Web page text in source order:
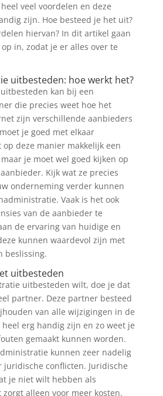
veel voordelen en deze
zijn. Hoe besteed je het uit?
hiervan? In dit artikel gaan
in, zodat je er alles over te
uitbesteden: hoe werkt het?
kan bij een
die precies weet hoe het
zijn verschillende aanbieders
je goed met elkaar
op deze manier makkelijk een
je moet wel goed kijken op
Kijk wat ze precies
onderneming verder kunnen
Vaak is het ook
van de aanbieder te
de ervaring van huidige en
kunnen waardevol zijn met
beslissing.
uitbesteden
uitbesteden wilt, doe je dat
partner. Deze partner besteed
van alle wijzigingen in de
erg handig zijn en zo weet je
gemaakt kunnen worden.
kunnen zeer nadelig
juridische conflicten. Juridische
je niet wilt hebben als
alleen voor meer kosten.